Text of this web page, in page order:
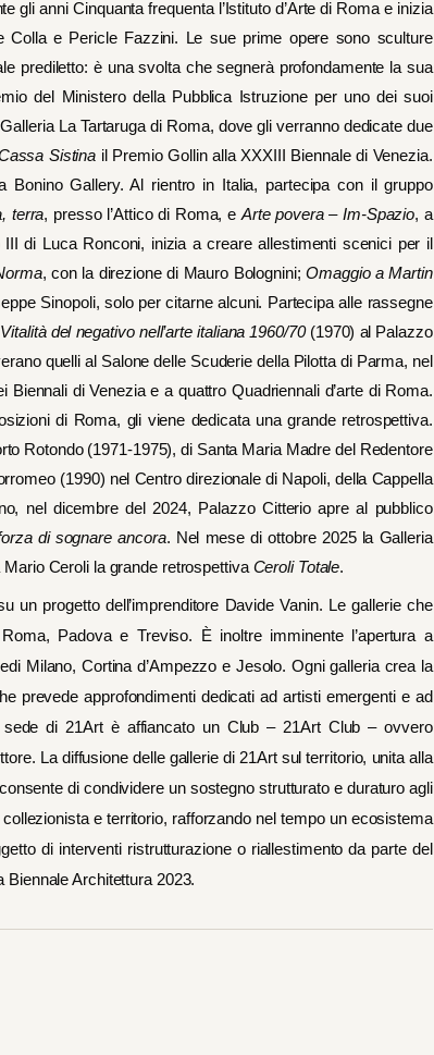
gli anni Cinquanta frequenta l’Istituto d’Arte di Roma e inizia
Colla e Pericle Fazzini. Le sue prime opere sono sculture
prediletto: è una svolta che segnerà profondamente la sua
del Ministero della Pubblica Istruzione per uno dei suoi
La Tartaruga di Roma, dove gli verranno dedicate due
Sistina il Premio Gollin alla XXXIII Biennale di Venezia.
Bonino Gallery. Al rientro in Italia, partecipa con il gruppo
terra, presso l’Attico di Roma, e Arte povera – Im-Spazio, a
di Luca Ronconi, inizia a creare allestimenti scenici per il
, con la direzione di Mauro Bolognini;Omaggio a Martin
Sinopoli, solo per citarne alcuni. Partecipa alle rassegne
Vitalità del negativo nell’arte italiana 1960/70(1970) al Palazzo
quelli al Salone delle Scuderie della Pilotta di Parma, nel
di Venezia e a quattro Quadriennali d’arte di Roma.
di Roma, gli viene dedicata una grande retrospettiva.
Rotondo (1971-1975), di Santa Maria Madre del Redentore
(1990) nel Centro direzionale di Napoli, della Cappella
nel dicembre del 2024, Palazzo Citterio apre al pubblico
di sognare ancora. Nel mese di ottobre 2025 la Galleria
Ceroli la grande retrospettiva Ceroli Totale.
un progetto dell’imprenditore Davide Vanin. Le gallerie che
Padova e Treviso. È inoltre imminente l’apertura a
Milano, Cortina d’Ampezzo e Jesolo. Ogni galleria crea la
prevede approfondimenti dedicati ad artisti emergenti e ad
di 21Art è affiancato un Club – 21Art Club – ovvero
La diffusione delle gallerie di 21Art sul territorio, unita alla
di condividere un sostegno strutturato e duraturo agli
e territorio, rafforzando nel tempo un ecosistema
di interventi ristrutturazione o riallestimento da parte del
Architettura 2023.